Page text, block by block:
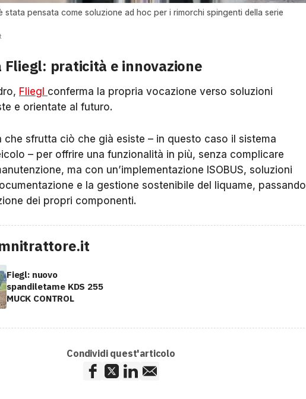
stata pensata come soluzione ad hoc per i rimorchi spingenti della serie
Fliegl: praticità e innovazione
Fliegl conferma la propria vocazione verso soluzioni
e orientate al futuro.
che sfrutta ciò che già esiste – in questo caso il sistema
– per offrire una funzionalità in più, senza complicare
ma con un’implementazione ISOBUS, soluzioni
e la gestione sostenibile del liquame, passando
dei propri componenti.
Fiegl: nuovo
spandiletame KDS 255
MUCK CONTROL
Condividi quest'articolo